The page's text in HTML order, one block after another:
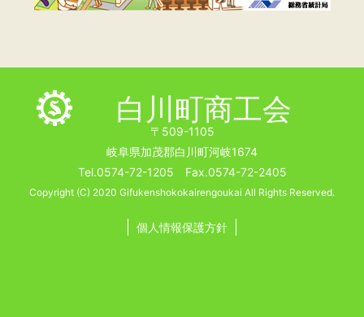
白川町商工会
〒509-1105
岐阜県加茂郡白川町河岐1674
Tel.0574-72-1205 Fax.0574-72-2405
Copyright (C) 2020 Gifukenshokokairengoukai All Rights Reserved.
個人情報保護方針